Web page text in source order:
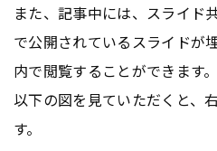
また、記事中には、スライド
で公開されているスライドが
内で閲覧することができます。
以下の図を見ていただくと、
す。